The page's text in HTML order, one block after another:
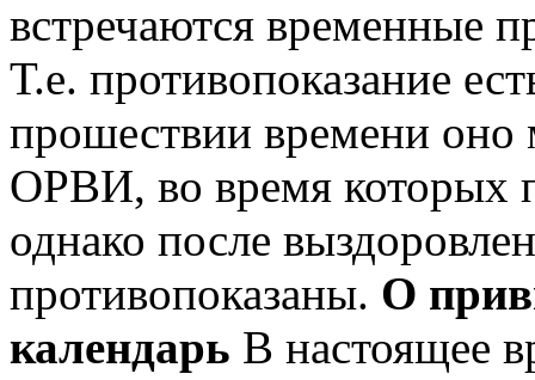
встречаются временные
Т.е. противопоказание
прошествии времени
ОРВИ, во время которых
однако после
противопоказаны. О
календарь В настоящее